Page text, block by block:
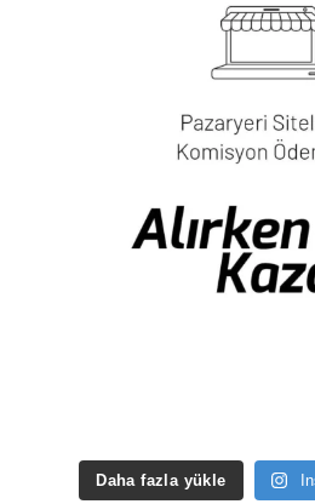
Daha fazla yükle